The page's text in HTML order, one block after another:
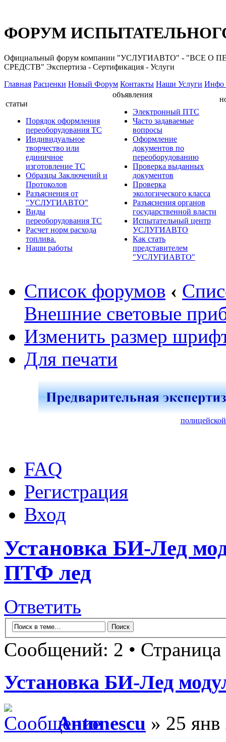
ФОРУМ
Официальный форум компании "УСЛУГИАВТО" -
СРЕДСТВ" Экспертиза - Сертификация - Услуги
Главная Расценки Новый Форум Контакты Наши Услуги Инфо
статьи
Порядок оформления
переоборудования ТС
Индивидуальное
творчество или
единичное
изготовление ТС
Образцы Заключений и
Протоколов
Разъяснения от
"УСЛУГИАВТО"
Виды
переоборудования ТС
Расчет норм расхода
топлива.
Наши работы
объявления
Электронный ПТС
Часто задаваемые
вопросы
Оформление
документов по
переоборудованию
Проверка выданных
документов
Проверка
экологического класса
Разъяснения органов
государственной власти
Испытательный центр
УСЛУГИАВТО
Как стать
представителем
"УСЛУГИАВТО"
Список форумов ‹
Внешние световые
Изменить размер
Для печати
FAQ
Регистрация
Вход
Установка БИ-Лед
ПТФ лед
Ответить
Сообщений: 2 • Страница
Установка БИ-Лед
Antonescu » 25